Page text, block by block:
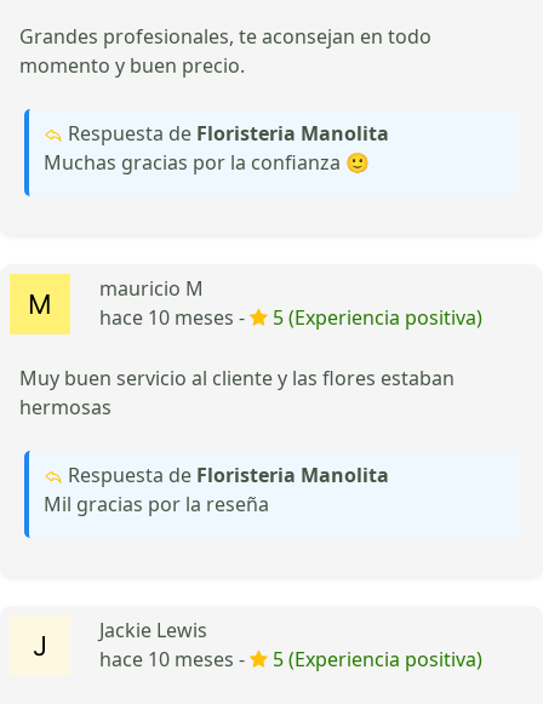
Grandes profesionales, te aconsejan en todo
momento y buen precio.
Respuesta de Floristeria Manolita
Muchas gracias por la confianza 🙂
mauricio M
hace 10 meses -
5 (Experiencia positiva)
Muy buen servicio al cliente y las flores estaban
hermosas
Respuesta de Floristeria Manolita
Mil gracias por la reseña
Jackie Lewis
hace 10 meses -
5 (Experiencia positiva)